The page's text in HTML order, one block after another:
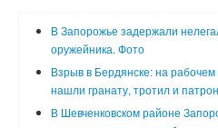
В Запорожье задержали
оружейника. Фото
Взрыв в Бердянске: на
нашли гранату, тротил и
В Шевченковском районе